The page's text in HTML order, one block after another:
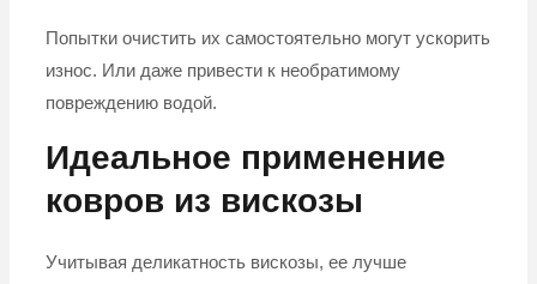
Попытки очистить их самостоятельно могут ускорить
износ. Или даже привести к необратимому
повреждению водой.
Идеальное применение
ковров из вискозы
Учитывая деликатность вискозы, ее лучше